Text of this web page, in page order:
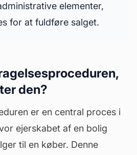
elementer,
for at fuldføre salget.
den?
er en central proces i
ejerskabet af en bolig
til en køber. Denne